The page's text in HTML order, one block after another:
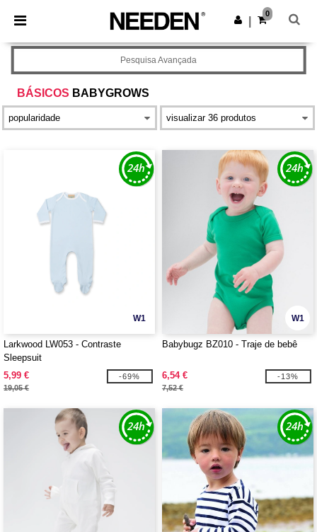
× App Needen
Melhores preços na app!
Obter app
0
BÁSICOS BABYGROWS
Pesquisa Avançada
W1
Larkwood LW053 - Contraste
Sleepsuit
5,99 €
19,05 €
-69%
W1
Babybugz BZ010 - Traje de bebê
6,54 €
7,52 €
-13%